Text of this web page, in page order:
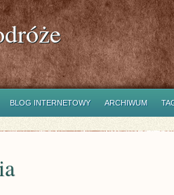
BLOG INTERNETOWY ARCHIWUM